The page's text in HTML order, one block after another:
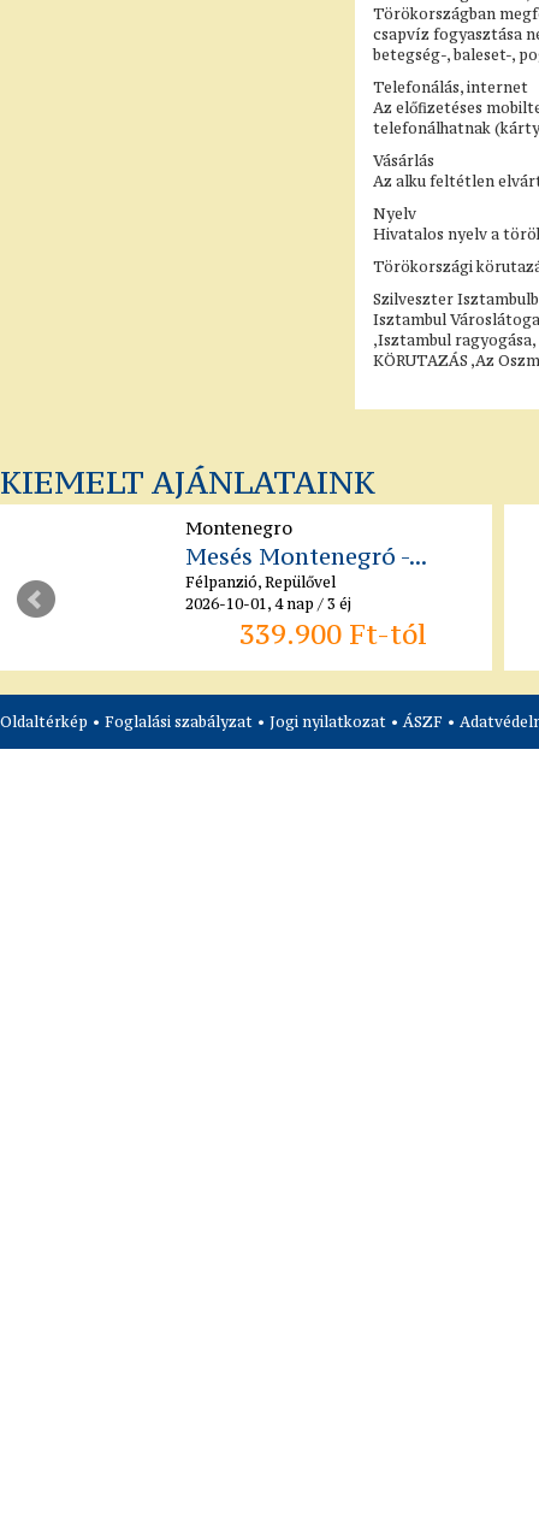
Törökországban
csapvíz fogyasztása
betegség-, baleset-,
Telefonálás, internet
Az előfizetéses
telefonálhatnak
Vásárlás
Az alku feltétlen
Nyelv
Hivatalos nyelv a
Törökországi
Szilveszter
Isztambul
,Isztambul
KÖRUTAZÁS ,Az
KIEMELT AJÁNLATAINK
Montenegro
Mesés Montenegró -...
Félpanzió, Repülővel
2026-10-01, 4 nap / 3 éj
339.900 Ft-tól
Oldaltérkép • Foglalási szabályzat • Jogi nyilatkozat • ÁSZF •